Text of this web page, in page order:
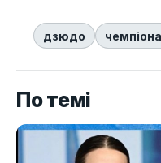
дзюдо
По темі